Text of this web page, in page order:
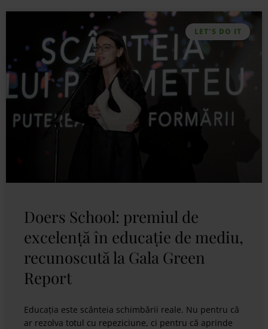
LET'S DO IT
Doers School: premiul de
excelență în educație de mediu,
recunoscută la Gala Green
Report
Educația este scânteia schimbării reale. Nu pentru că
ar rezolva totul cu repeziciune, ci pentru că aprinde